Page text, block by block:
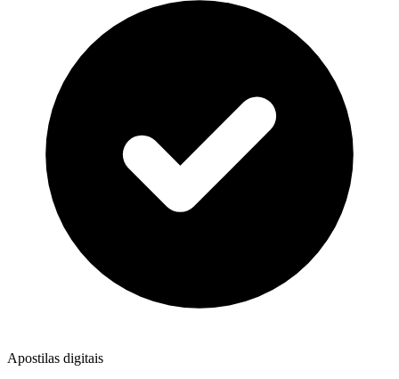
Apostilas digitais